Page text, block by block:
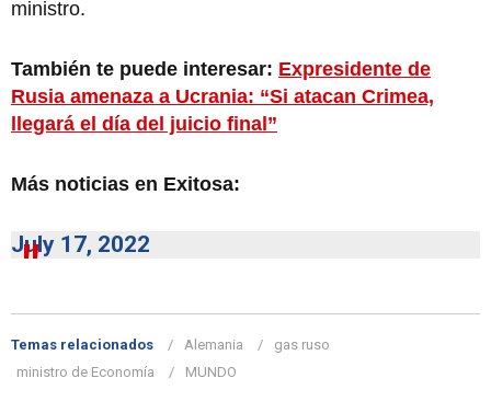
ministro.
También te puede interesar: Expresidente de
Rusia amenaza a Ucrania: “Si atacan Crimea,
llegará el día del juicio final”
Más noticias en Exitosa:
July 17, 2022
Temas relacionados Alemania
gas ruso
ministro de Economía
MUNDO